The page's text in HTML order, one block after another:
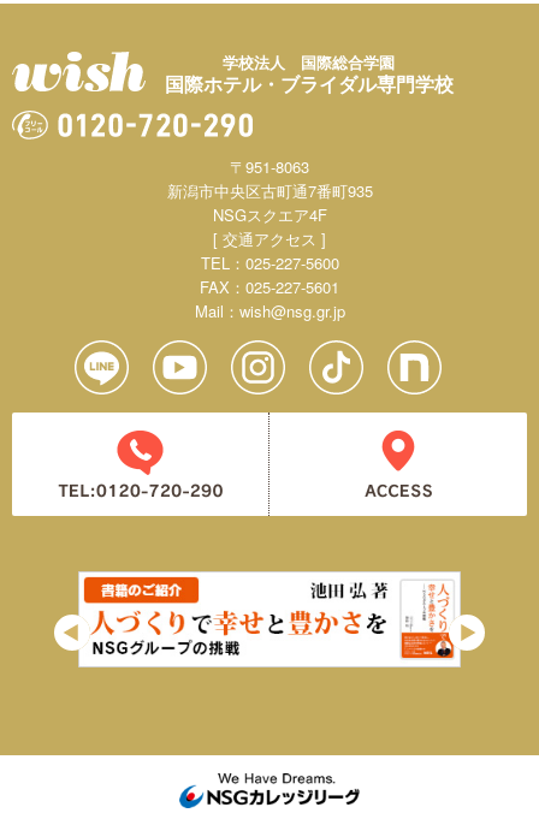
学校法人 国際総合学園
国際ホテル・ブライダル専門学校
〒951-8063
新潟市中央区古町通7番町935
NSGスクエア4F
[ 交通アクセス ]
TEL：025-227-5600
FAX：025-227-5601
Mail： wish@nsg.gr.jp